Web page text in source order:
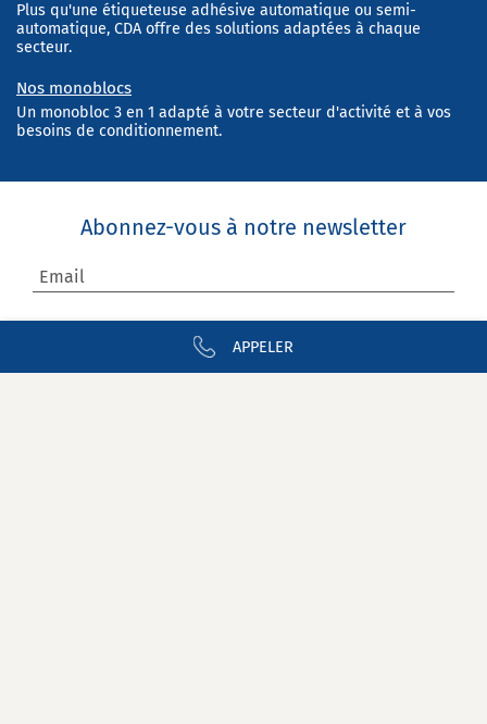
APPELER
Plus qu'une étiqueteuse adhésive automatique ou semi-
automatique, CDA offre des solutions adaptées à chaque
secteur.
Nos monoblocs
Un monobloc 3 en 1 adapté à votre secteur d'activité et à vos
besoins de conditionnement.
Abonnez-vous à notre newsletter
Email